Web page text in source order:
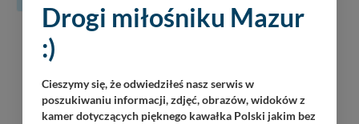
07
08.2026
Załoga Dr. Bryga
Wilkasy / Port Resort Niegocin / 20:00
Drogi miłośniku Mazur
:)
Cieszymy się, że odwiedziłeś nasz serwis w
poszukiwaniu informacji, zdjęć, obrazów, widoków z
kamer dotyczących pięknego kawałka Polski jakim bez